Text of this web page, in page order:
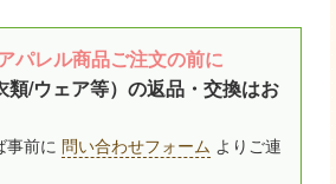
パレル商品ご注文の前に
類/ウェア等）の返品・交換はお
事前に 問い合わせフォーム よりご連